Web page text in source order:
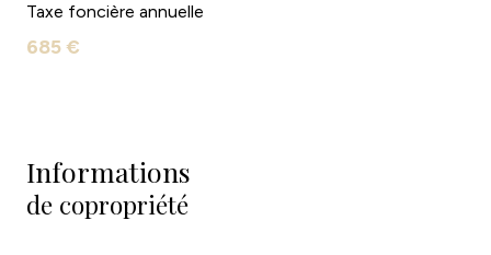
Taxe foncière annuelle
685 €
Informations
de copropriété